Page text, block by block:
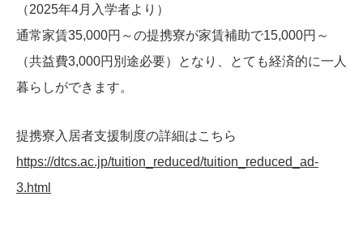
（2025年4月入学者より）
通常家賃35,000円～の提携寮が家賃補助で15,000円～
（共益費3,000円別途必要）となり、とても経済的に一人
暮らしができます。
提携寮入居者支援制度の詳細はこちら
https://dtcs.ac.jp/tuition_reduced/tuition_reduced_ad-
3.html